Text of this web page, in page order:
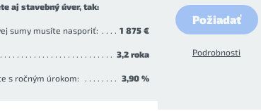
Požiadať
Podrobnosti
aj stavebný úver, tak:
sumy musíte nasporiť: 1 875 €
3,2 roka
s ročným úrokom: 3,90 %